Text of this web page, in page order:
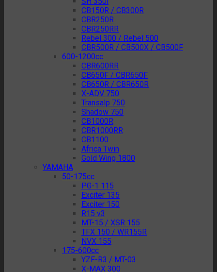
CB150R / CB300R
CBR250R
CBR250RR
Rebel 300 / Rebel 500
CBR500R / CB500X / CB500F
600-1200cc
CBR600RR
CB650F / CBR650F
CB650R / CBR650R
X-ADV 750
Transalp 750
Shadow 750
CB1000R
CBR1000RR
CB1100
Africa Twin
Gold Wing 1800
YAMAHA
50-175cc
PG-1 115
Exciter 135
Exciter 150
R15 v3
MT-15 / XSR 155
TFX 150 / WR155R
NVX 155
175-600cc
YZF-R3 / MT-03
X-MAX 300